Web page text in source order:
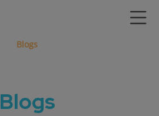
Blogs
Blogs